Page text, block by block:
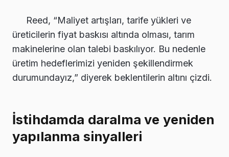
Reed, “Maliyet artışları, tarife yükleri ve
üreticilerin fiyat baskısı altında olması, tarım
makinelerine olan talebi baskılıyor. Bu nedenle
üretim hedeflerimizi yeniden şekillendirmek
durumundayız,” diyerek beklentilerin altını çizdi.
İstihdamda daralma ve yeniden
yapılanma sinyalleri